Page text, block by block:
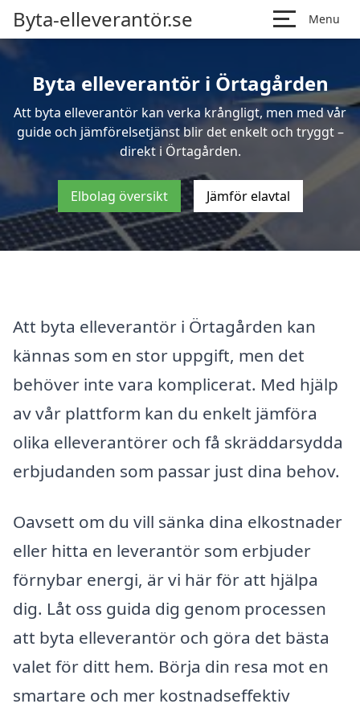
Byta-elleverantör.se Menu
Byta elleverantör i Örtagården
Att byta elleverantör kan verka krångligt, men med vår
guide och jämförelsetjänst blir det enkelt och tryggt –
direkt i Örtagården.
Elbolag översikt Jämför elavtal
Att byta elleverantör i Örtagården kan
kännas som en stor uppgift, men det
behöver inte vara komplicerat. Med hjälp
av vår plattform kan du enkelt jämföra
olika elleverantörer och få skräddarsydda
erbjudanden som passar just dina behov.
Oavsett om du vill sänka dina elkostnader
eller hitta en leverantör som erbjuder
förnybar energi, är vi här för att hjälpa
dig. Låt oss guida dig genom processen
att byta elleverantör och göra det bästa
valet för ditt hem. Börja din resa mot en
smartare och mer kostnadseffektiv